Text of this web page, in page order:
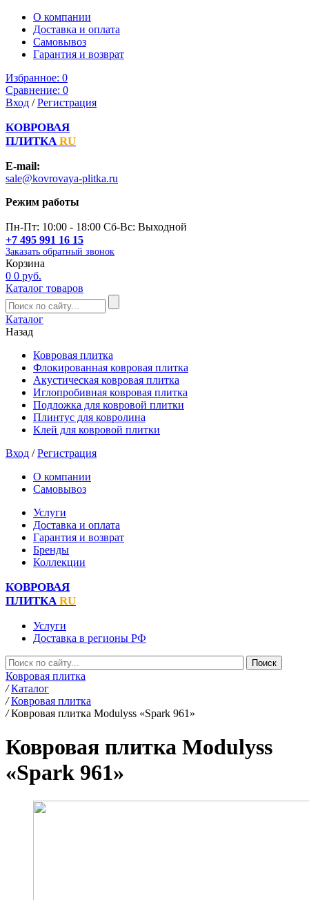
О компании
Доставка и оплата
Самовывоз
Гарантия и возврат
Избранное: 0
Сравнение: 0
Вход /Регистрация
КОВРОВАЯ
ПЛИТКА RU
E-mail:
sale@kovrovaya-plitka.ru
Режим работы
Пн-Пт: 10:00 - 18:00 Сб-Вс: Выходной
+7 495 991 16 15
Заказать обратный звонок
Корзина
0 0 руб.
Каталог товаров
Каталог
Назад
Ковровая плитка
Флокированная ковровая плитка
Акустическая ковровая плитка
Иглопробивная ковровая плитка
Подложка для ковровой плитки
Плинтус для ковролина
Клей для ковровой плитки
Вход /Регистрация
О компании
Самовывоз
Услуги
Доставка и оплата
Гарантия и возврат
Бренды
Коллекции
КОВРОВАЯ
ПЛИТКА RU
Услуги
Доставка в регионы РФ
Ковровая плитка
/ Каталог
/ Ковровая плитка
/ Ковровая плитка Modulyss «Spark 961»
Ковровая плитка Modulyss
«Spark 961»